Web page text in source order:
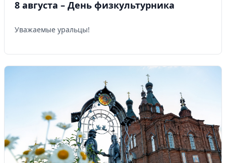
8 августа – День физкультурника
Уважаемые уральцы!